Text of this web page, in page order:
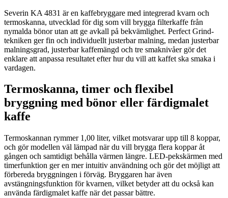
Severin KA 4831 är en kaffebryggare med integrerad kvarn och
termoskanna, utvecklad för dig som vill brygga filterkaffe från
nymalda bönor utan att ge avkall på bekvämlighet. Perfect Grind-
tekniken ger fin och individuellt justerbar malning, medan justerbar
malningsgrad, justerbar kaffemängd och tre smaknivåer gör det
enklare att anpassa resultatet efter hur du vill att kaffet ska smaka i
vardagen.
Termoskanna, timer och flexibel
bryggning med bönor eller färdigmalet
kaffe
Termoskannan rymmer 1,00 liter, vilket motsvarar upp till 8 koppar,
och gör modellen väl lämpad när du vill brygga flera koppar åt
gången och samtidigt behålla värmen längre. LED-pekskärmen med
timerfunktion ger en mer intuitiv användning och gör det möjligt att
förbereda bryggningen i förväg. Bryggaren har även
avstängningsfunktion för kvarnen, vilket betyder att du också kan
använda färdigmalet kaffe när det passar bättre.